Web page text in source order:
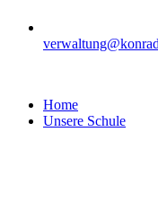
Home
Unsere Schule